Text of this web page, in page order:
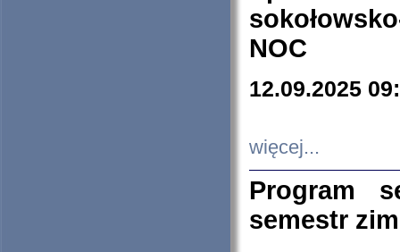
NOC
12.09.2025
więcej...
Program
semestr